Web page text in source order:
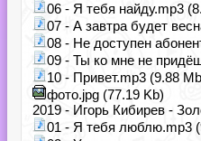
06 - Я тебя найду.mp3
07 - А завтра будет
08 - Не доступен
09 - Ты ко мне не
10 - Привет.mp3 (9.88
фото.jpg (77.19 Kb)
2019 - Игорь Кибирев -
01 - Я тебя люблю.mp3